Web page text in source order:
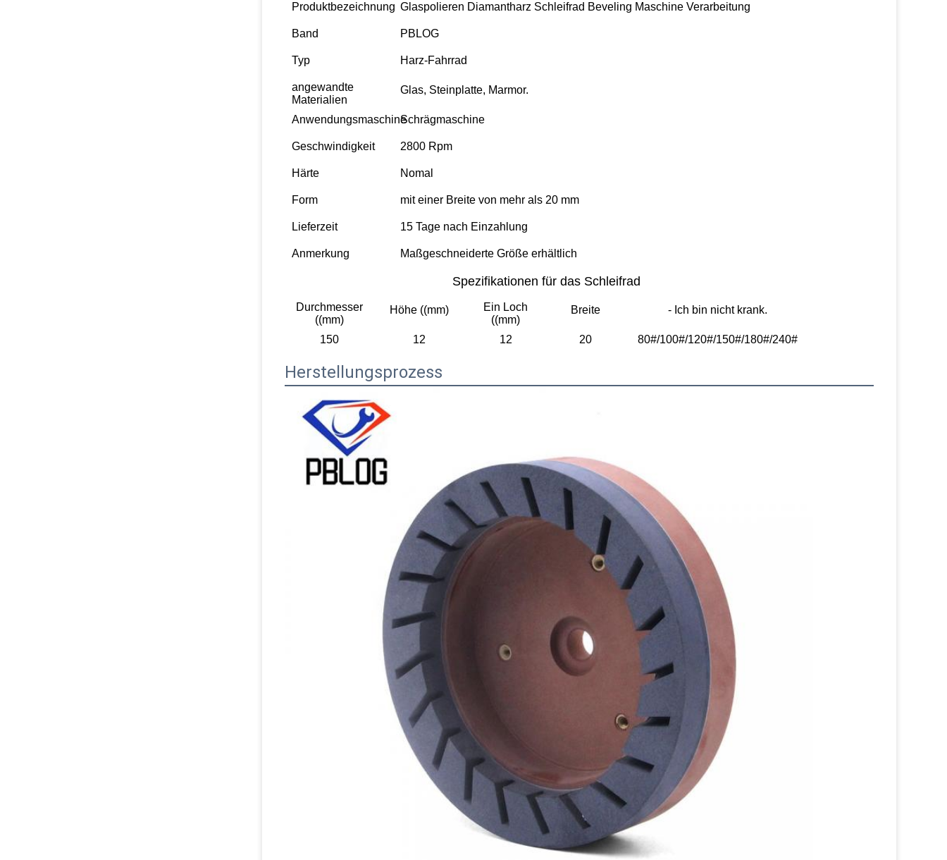
Produktbezeichnung Glaspolieren Diamantharz Schleifrad Beveling Maschine Verarbeitung
Band PBLOG
Typ Harz-Fahrrad
angewandte
Materialien
Glas, Steinplatte, Marmor.
AnwendungsmaschineSchrägmaschine
Geschwindigkeit 2800 Rpm
Härte Nomal
Form mit einer Breite von mehr als 20 mm
Lieferzeit 15 Tage nach Einzahlung
Anmerkung Maßgeschneiderte Größe erhältlich
Spezifikationen für das Schleifrad
Durchmesser
((mm)
Höhe ((mm)
Ein Loch
((mm)
Breite - Ich bin nicht krank.
150 12 12 20 80#/100#/120#/150#/180#/240#
Herstellungsprozess